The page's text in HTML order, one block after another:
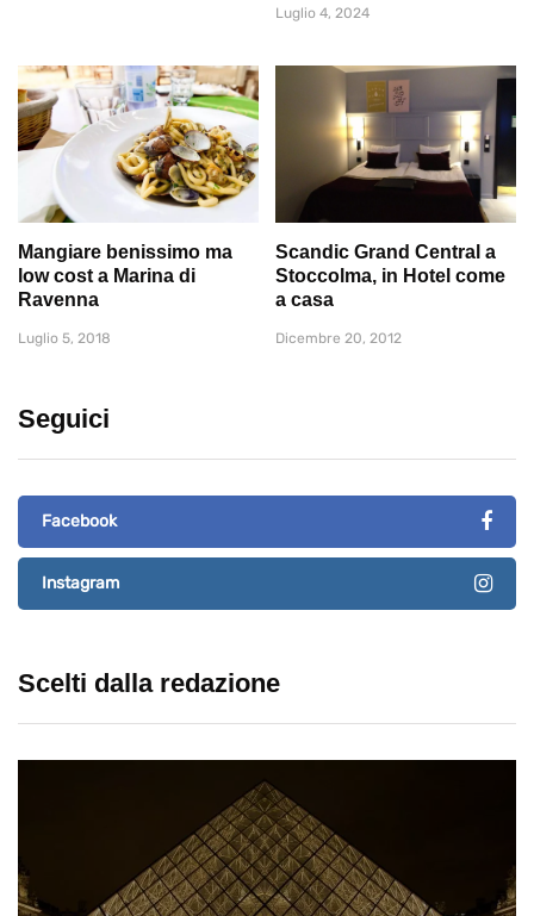
Luglio 4, 2024
Mangiare benissimo ma
low cost a Marina di
Ravenna
Luglio 5, 2018
Scandic Grand Central a
Stoccolma, in Hotel come
a casa
Dicembre 20, 2012
Seguici
Facebook
Instagram
Scelti dalla redazione